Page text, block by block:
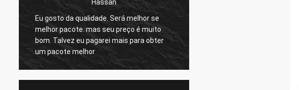
Hassan
Eu gosto da qualidade. Será melhor se
melhor pacote. mas seu preço é muito
bom. Talvez eu pagarei mais para obter
um pacote melhor